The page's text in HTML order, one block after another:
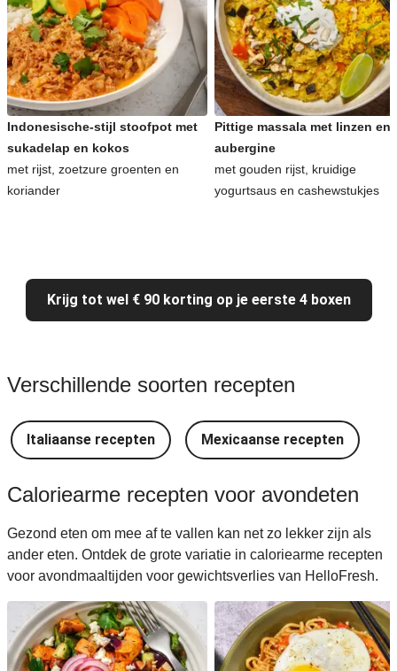
Indonesische-stijl stoofpot met
sukadelap en kokos
met rijst, zoetzure groenten en
koriander
Pittige massala met linzen en
aubergine
met gouden rijst, kruidige
yogurtsaus en cashewstukjes
Krijg tot wel € 90 korting op je eerste 4 boxen
Verschillende soorten recepten
Italiaanse recepten Mexicaanse recepten
Caloriearme recepten voor avondeten
Gezond eten om mee af te vallen kan net zo lekker zijn als
ander eten. Ontdek de grote variatie in caloriearme recepten
voor avondmaaltijden voor gewichtsverlies van HelloFresh.